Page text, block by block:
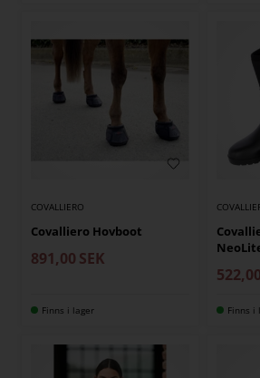
COVALLIERO
Covalliero Hovboot
891,00 SEK
Finns i lager
522,00
Finns i